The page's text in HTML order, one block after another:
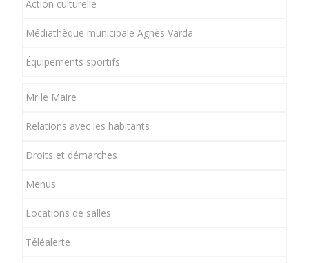
Action culturelle
Médiathèque municipale Agnès Varda
Équipements sportifs
Mr le Maire
Relations avec les habitants
Droits et démarches
Menus
Locations de salles
Téléalerte